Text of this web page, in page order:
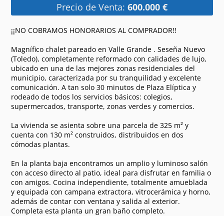
Precio de Venta: 600.000 €
¡¡NO COBRAMOS HONORARIOS AL COMPRADOR!!
Magnífico chalet pareado en Valle Grande . Seseña Nuevo
(Toledo), completamente reformado con calidades de lujo,
ubicado en una de las mejores zonas residenciales del
municipio, caracterizada por su tranquilidad y excelente
comunicación. A tan solo 30 minutos de Plaza Elíptica y
rodeado de todos los servicios básicos: colegios,
supermercados, transporte, zonas verdes y comercios.
La vivienda se asienta sobre una parcela de 325 m² y
cuenta con 130 m² construidos, distribuidos en dos
cómodas plantas.
En la planta baja encontramos un amplio y luminoso salón
con acceso directo al patio, ideal para disfrutar en familia o
con amigos. Cocina independiente, totalmente amueblada
y equipada con campana extractora, vitrocerámica y horno,
además de contar con ventana y salida al exterior.
Completa esta planta un gran baño completo.